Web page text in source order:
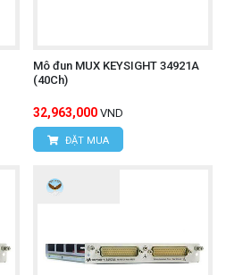
Mô đun MUX KEYSIGHT 34921A
(40Ch)
32,963,000 VND
ĐẶT MUA